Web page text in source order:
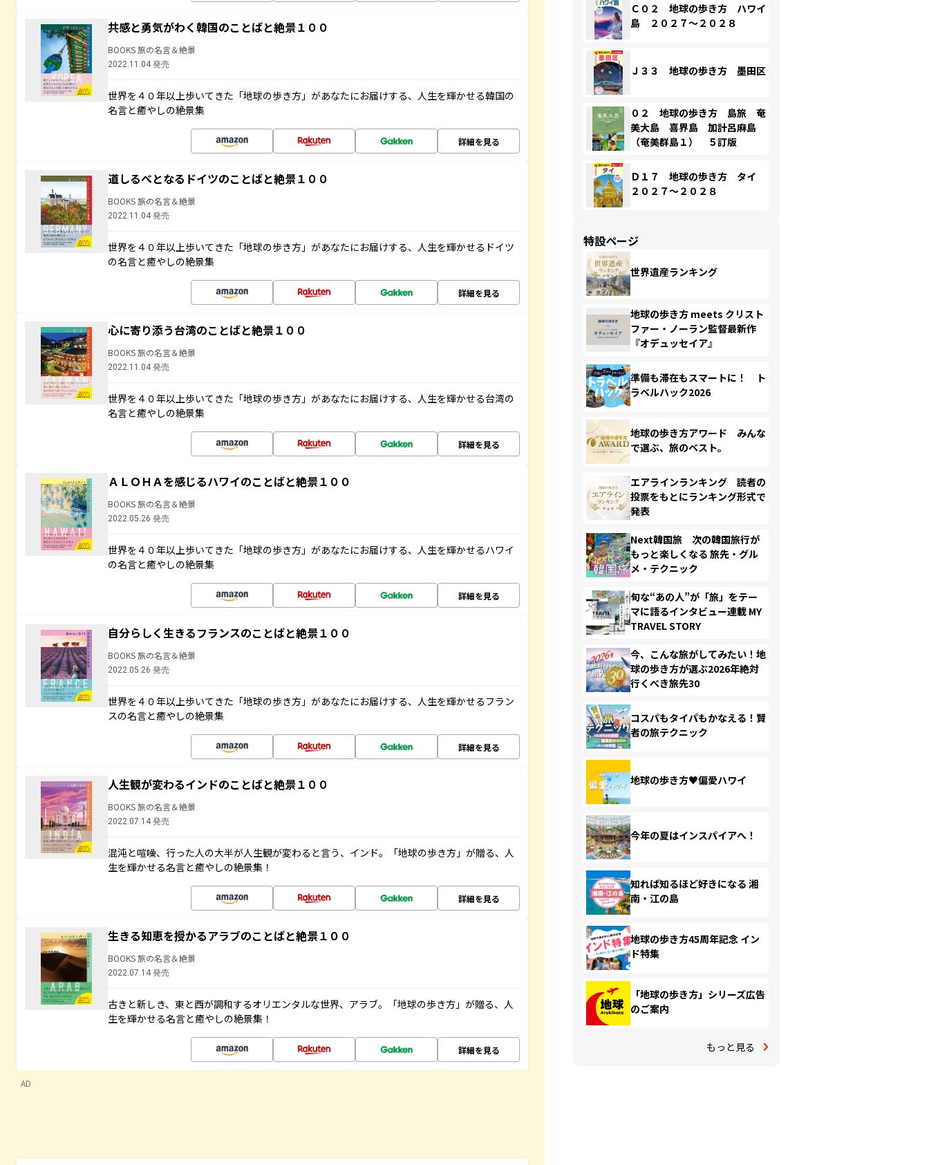
共感と勇気がわく韓国のことばと絶景１００
BOOKS 旅の名言＆絶景
2022.11.04 発売
世界を４０年以上歩いてきた「地球の歩き方」があなたにお届けする、人生を輝かせる韓国の
名言と癒やしの絶景集
詳細を見る
道しるべとなるドイツのことばと絶景１００
BOOKS 旅の名言＆絶景
2022.11.04 発売
世界を４０年以上歩いてきた「地球の歩き方」があなたにお届けする、人生を輝かせるドイツ
の名言と癒やしの絶景集
詳細を見る
心に寄り添う台湾のことばと絶景１００
BOOKS 旅の名言＆絶景
2022.11.04 発売
世界を４０年以上歩いてきた「地球の歩き方」があなたにお届けする、人生を輝かせる台湾の
名言と癒やしの絶景集
詳細を見る
ＡＬＯＨＡを感じるハワイのことばと絶景１００
BOOKS 旅の名言＆絶景
2022.05.26 発売
世界を４０年以上歩いてきた「地球の歩き方」があなたにお届けする、人生を輝かせるハワイ
の名言と癒やしの絶景集
詳細を見る
自分らしく生きるフランスのことばと絶景１００
BOOKS 旅の名言＆絶景
2022.05.26 発売
世界を４０年以上歩いてきた「地球の歩き方」があなたにお届けする、人生を輝かせるフラン
スの名言と癒やしの絶景集
詳細を見る
人生観が変わるインドのことばと絶景１００
BOOKS 旅の名言＆絶景
2022.07.14 発売
混沌と喧噪、行った人の大半が人生観が変わると言う、インド。「地球の歩き方」が贈る、人
生を輝かせる名言と癒やしの絶景集！
詳細を見る
生きる知恵を授かるアラブのことばと絶景１００
BOOKS 旅の名言＆絶景
2022.07.14 発売
古きと新しき、東と西が調和するオリエンタルな世界、アラブ。「地球の歩き方」が贈る、人
生を輝かせる名言と癒やしの絶景集！
詳細を見る
AD
Ｃ０２ 地球の歩き方 ハワイ
島 ２０２７～２０２８
Ｊ３３ 地球の歩き方 墨田区
０２ 地球の歩き方 島旅 奄
美大島 喜界島 加計呂麻島
（奄美群島１） ５訂版
Ｄ１７ 地球の歩き方 タイ
２０２７～２０２８
特設ページ
世界遺産ランキング
地球の歩き方 meets クリスト
ファー・ノーラン監督最新作
『オデュッセイア』
準備も滞在もスマートに！ ト
ラベルハック2026
地球の歩き方アワード みんな
で選ぶ、旅のベスト。
エアラインランキング 読者の
投票をもとにランキング形式で
発表
Next韓国旅 次の韓国旅行が
もっと楽しくなる 旅先・グル
メ・テクニック
旬な“あの人”が「旅」をテー
マに語るインタビュー連載 MY
TRAVEL STORY
今、こんな旅がしてみたい！地
球の歩き方が選ぶ2026年絶対
行くべき旅先30
コスパもタイパもかなえる！賢
者の旅テクニック
地球の歩き方♥偏愛ハワイ
今年の夏はインスパイアへ！
知れば知るほど好きになる 湘
南・江の島
地球の歩き方45周年記念 イン
ド特集
「地球の歩き方」シリーズ広告
のご案内
もっと見る